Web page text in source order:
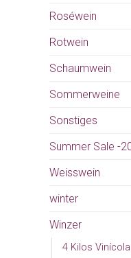
Roséwein
Rotwein
Schaumwein
Sommerweine
Sonstiges
Summer Sale -
Weisswein
winter
Winzer
4 Kilos Vinícola